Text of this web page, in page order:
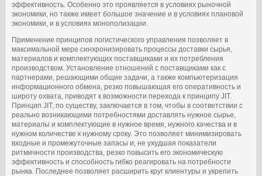
эффективность. Особенно это проявляется в условиях рыночной
экономики, но также имеет большое значение и в условиях плановой
экономики, и в условиях монополизации.
Применение принципов логистического управления позволяет в
максимальной мере синхронизировать процессы доставки сырья,
материалов и комплектующих поставщиками и их потребления
производством. Установление отношений с поставщиками как с
партнерами, решающими общие задачи, а также компьютеризация
информационного обмена, резко повышающая его оперативность и
широту охвата, приводят к возможности перехода к принципу JIT.
Принцип JIT, по существу, заключается в том, чтобы в соответствии с
реально возникающими потребностями доставлять нужное сырье,
материалы и комплектующие в нужное время, нужного качества и в
нужном количестве к нужному сроку. Это позволяет минимизировать
входные и промежуточные запасы и, не ухудшая показатели
ритмичности производства, резко повысить его экономическую
эффективность и способность гибко реагировать на потребности
рынка. Последнее позволяет расширить круг клиентуры и укрепить